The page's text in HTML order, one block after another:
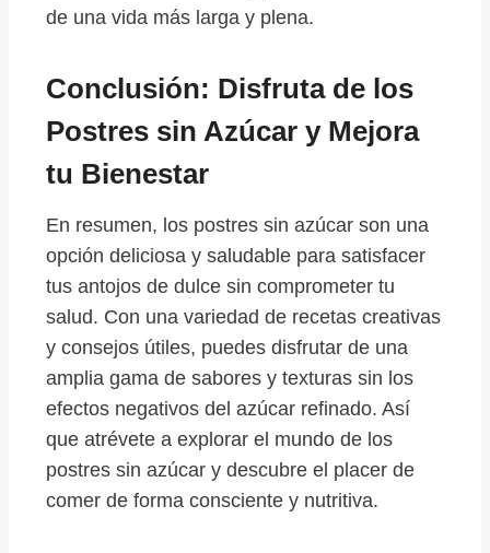
de una vida más larga y plena.
Conclusión: Disfruta de los
Postres sin Azúcar y Mejora
tu Bienestar
En resumen, los postres sin azúcar son una
opción deliciosa y saludable para satisfacer
tus antojos de dulce sin comprometer tu
salud. Con una variedad de recetas creativas
y consejos útiles, puedes disfrutar de una
amplia gama de sabores y texturas sin los
efectos negativos del azúcar refinado. Así
que atrévete a explorar el mundo de los
postres sin azúcar y descubre el placer de
comer de forma consciente y nutritiva.